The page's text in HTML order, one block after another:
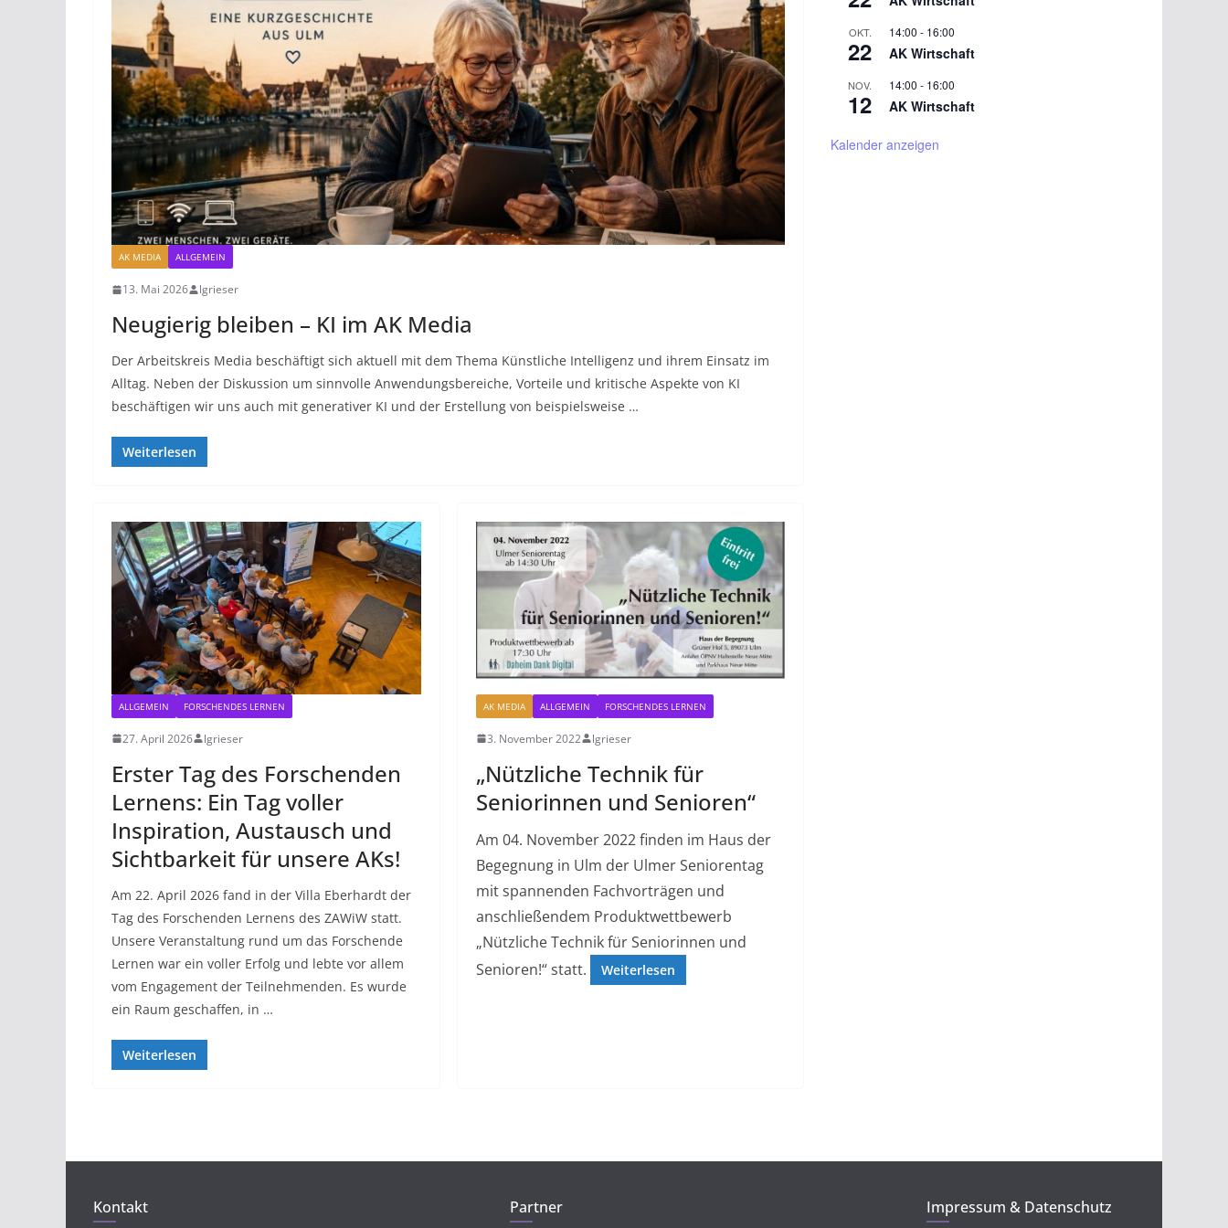
AK MEDIA ALLGEMEIN
13. Mai 2026 lgrieser
Neugierig bleiben – KI im AK Media
Der Arbeitskreis Media beschäftigt sich aktuell mit dem Thema Künstliche Intelligenz und ihrem Einsatz im
Alltag. Neben der Diskussion um sinnvolle Anwendungsbereiche, Vorteile und kritische Aspekte von KI
beschäftigen wir uns auch mit generativer KI und der Erstellung von beispielsweise …
Weiterlesen
ALLGEMEIN FORSCHENDES LERNEN
27. April 2026 lgrieser
Erster Tag des Forschenden
Lernens: Ein Tag voller
Inspiration, Austausch und
Sichtbarkeit für unsere AKs!
Am 22. April 2026 fand in der Villa Eberhardt der
Tag des Forschenden Lernens des ZAWiW statt.
Unsere Veranstaltung rund um das Forschende
Lernen war ein voller Erfolg und lebte vor allem
vom Engagement der Teilnehmenden. Es wurde
ein Raum geschaffen, in …
Weiterlesen
AK MEDIA ALLGEMEIN FORSCHENDES LERNEN
3. November 2022 lgrieser
„Nützliche Technik für
Seniorinnen und Senioren“
Am 04. November 2022 finden im Haus der
Begegnung in Ulm der Ulmer Seniorentag
mit spannenden Fachvorträgen und
anschließendem Produktwettbewerb
„Nützliche Technik für Seniorinnen und
Senioren!“ statt.
Weiterlesen
OKT.
22
14:00 - 16:00
AK Wirtschaft
NOV.
12
14:00 - 16:00
AK Wirtschaft
Kalender anzeigen
Kontakt Partner Impressum & Datenschutz